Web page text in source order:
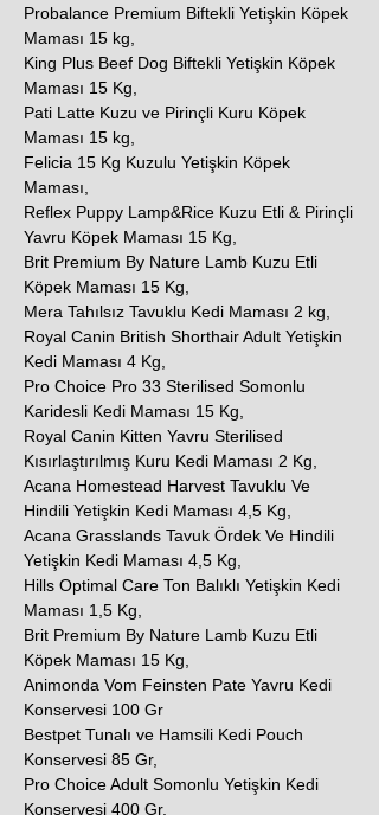
Probalance Premium Biftekli Yetişkin Köpek
Maması 15 kg,
King Plus Beef Dog Biftekli Yetişkin Köpek
Maması 15 Kg,
Pati Latte Kuzu ve Pirinçli Kuru Köpek
Maması 15 kg,
Felicia 15 Kg Kuzulu Yetişkin Köpek
Maması,
Reflex Puppy Lamp&Rice Kuzu Etli & Pirinçli
Yavru Köpek Maması 15 Kg,
Brit Premium By Nature Lamb Kuzu Etli
Köpek Maması 15 Kg,
Mera Tahılsız Tavuklu Kedi Maması 2 kg,
Royal Canin British Shorthair Adult Yetişkin
Kedi Maması 4 Kg,
Pro Choice Pro 33 Sterilised Somonlu
Karidesli Kedi Maması 15 Kg,
Royal Canin Kitten Yavru Sterilised
Kısırlaştırılmış Kuru Kedi Maması 2 Kg,
Acana Homestead Harvest Tavuklu Ve
Hindili Yetişkin Kedi Maması 4,5 Kg,
Acana Grasslands Tavuk Ördek Ve Hindili
Yetişkin Kedi Maması 4,5 Kg,
Hills Optimal Care Ton Balıklı Yetişkin Kedi
Maması 1,5 Kg,
Brit Premium By Nature Lamb Kuzu Etli
Köpek Maması 15 Kg,
Animonda Vom Feinsten Pate Yavru Kedi
Konservesi 100 Gr
Bestpet Tunalı ve Hamsili Kedi Pouch
Konservesi 85 Gr,
Pro Choice Adult Somonlu Yetişkin Kedi
Konservesi 400 Gr,